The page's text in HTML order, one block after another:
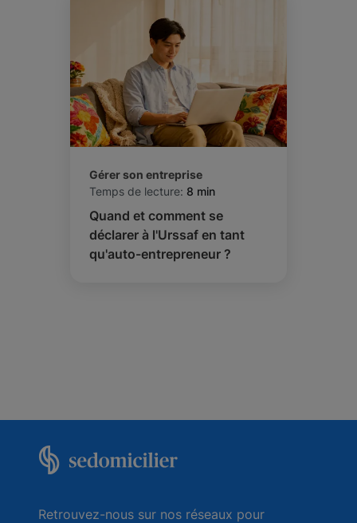
Gérer son entreprise
Temps de lecture: 8 min
Quand et comment se
déclarer à l'Urssaf en tant
qu'auto-entrepreneur ?
Retrouvez-nous sur nos réseaux pour